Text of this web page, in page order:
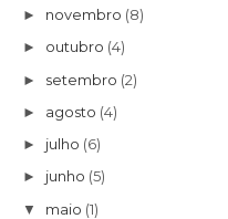
► novembro (8)
► outubro (4)
► setembro (2)
► agosto (4)
► julho (6)
► junho (5)
▼ maio (1)